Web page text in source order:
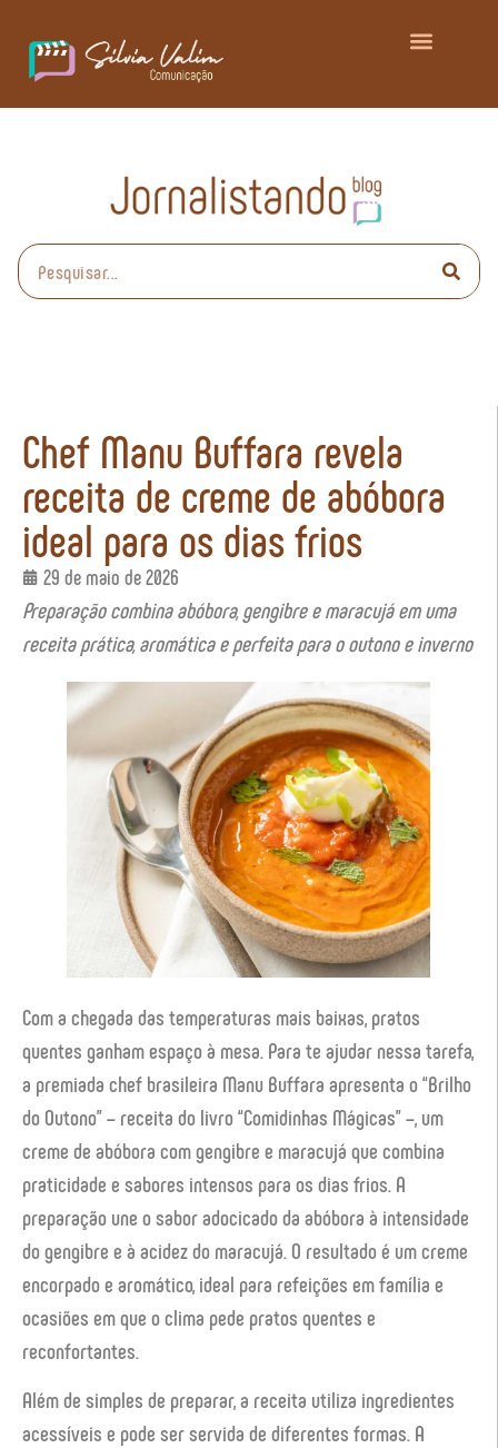
Chef Manu Buffara revela
receita de creme de abóbora
ideal para os dias frios
29 de maio de 2026
Preparação combina abóbora, gengibre e maracujá em uma
receita prática, aromática e perfeita para o outono e inverno
Com a chegada das temperaturas mais baixas, pratos
quentes ganham espaço à mesa. Para te ajudar nessa tarefa,
a premiada chef brasileira Manu Buffara apresenta o “Brilho
do Outono” – receita do livro “Comidinhas Mágicas” –, um
creme de abóbora com gengibre e maracujá que combina
praticidade e sabores intensos para os dias frios. A
preparação une o sabor adocicado da abóbora à intensidade
do gengibre e à acidez do maracujá. O resultado é um creme
encorpado e aromático, ideal para refeições em família e
ocasiões em que o clima pede pratos quentes e
reconfortantes.
Além de simples de preparar, a receita utiliza ingredientes
acessíveis e pode ser servida de diferentes formas. A